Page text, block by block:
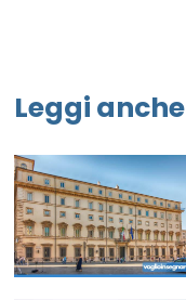
Leggi anche